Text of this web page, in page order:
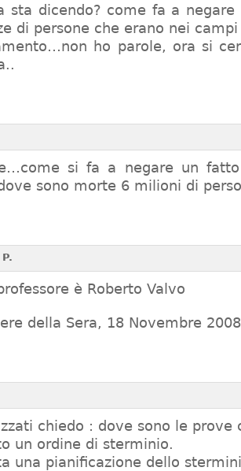
sta dicendo? come fa a
di persone che erano nei campi
ho parole, ora si
si fa a negare un
sono morte 6 milioni di
è Roberto Valvo
della Sera, 18 Novembre
chiedo : dove sono le prove
un ordine di sterminio.
una pianificazione dello